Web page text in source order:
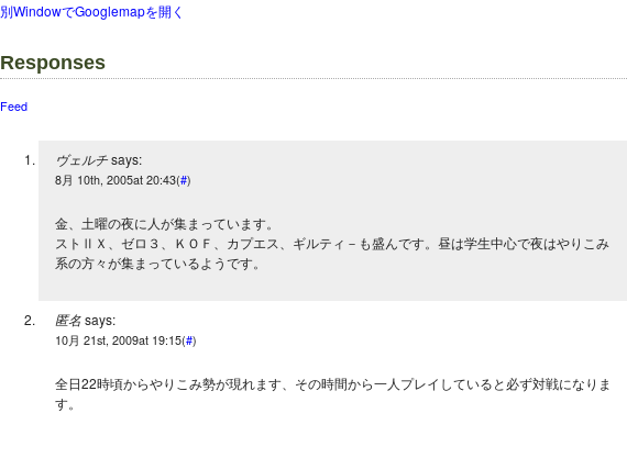
別WindowでGooglemapを開く
Responses
Feed
ヴェルチsays:
8月 10th, 2005at 20:43(#)
金、土曜の夜に人が集まっています。
ストⅡＸ、ゼロ３、ＫＯＦ、カプエス、ギルティ－も盛んです。昼は学生中心で夜はやりこみ
系の方々が集まっているようです。
匿名says:
10月 21st, 2009at 19:15(#)
全日22時頃からやりこみ勢が現れます、その時間から一人プレイしていると必ず対戦になりま
す。